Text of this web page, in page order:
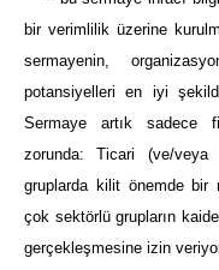
bir verimlilik üzerine
sermayenin,
potansiyelleri en iyi
Sermaye artık sadece
zorunda: Ticari (ve/veya
gruplarda kilit önemde bir
çok sektörlü grupların
gerçekleşmesine izin